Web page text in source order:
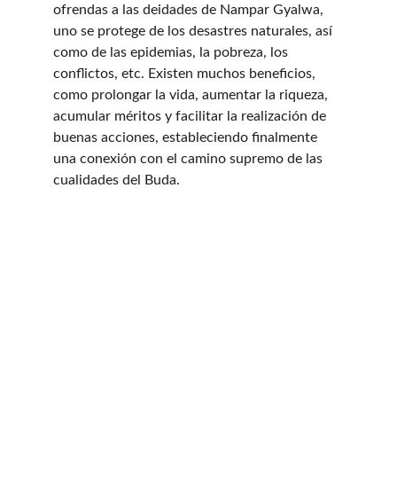
ofrendas a las deidades de Nampar Gyalwa,
uno se protege de los desastres naturales, así
como de las epidemias, la pobreza, los
conflictos, etc. Existen muchos beneficios,
como prolongar la vida, aumentar la riqueza,
acumular méritos y facilitar la realización de
buenas acciones, estableciendo finalmente
una conexión con el camino supremo de las
cualidades del Buda.